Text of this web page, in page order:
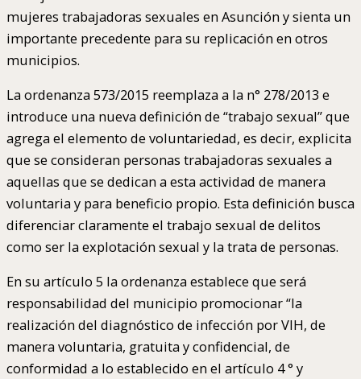
mujeres trabajadoras sexuales en Asunción y sienta un
importante precedente para su replicación en otros
municipios.
La ordenanza 573/2015 reemplaza a la n° 278/2013 e
introduce una nueva definición de “trabajo sexual” que
agrega el elemento de voluntariedad, es decir, explicita
que se consideran personas trabajadoras sexuales a
aquellas que se dedican a esta actividad de manera
voluntaria y para beneficio propio. Esta definición busca
diferenciar claramente el trabajo sexual de delitos
como ser la explotación sexual y la trata de personas.
En su artículo 5 la ordenanza establece que será
responsabilidad del municipio promocionar “la
realización del diagnóstico de infección por VIH, de
manera voluntaria, gratuita y confidencial, de
conformidad a lo establecido en el artículo 4 ° y